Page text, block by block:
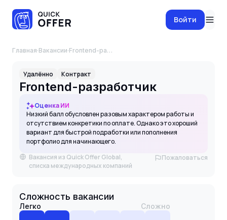
Войти
Главная·Вакансии· Frontend-разработчик
Удалённо Контракт
Frontend-разработчик
Оценка ИИ
Низкий балл обусловлен разовым характером работы и
отсутствием конкретики по оплате. Однако это хороший
вариант для быстрой подработки или пополнения
портфолио для начинающего.
Вакансия из Quick Offer Global,
списка международных компаний
Пожаловаться
Сложность вакансии
Легко Сложно